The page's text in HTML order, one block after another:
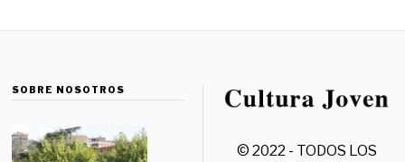
SOBRE NOSOTROS
© 2022 - TODOS LOS